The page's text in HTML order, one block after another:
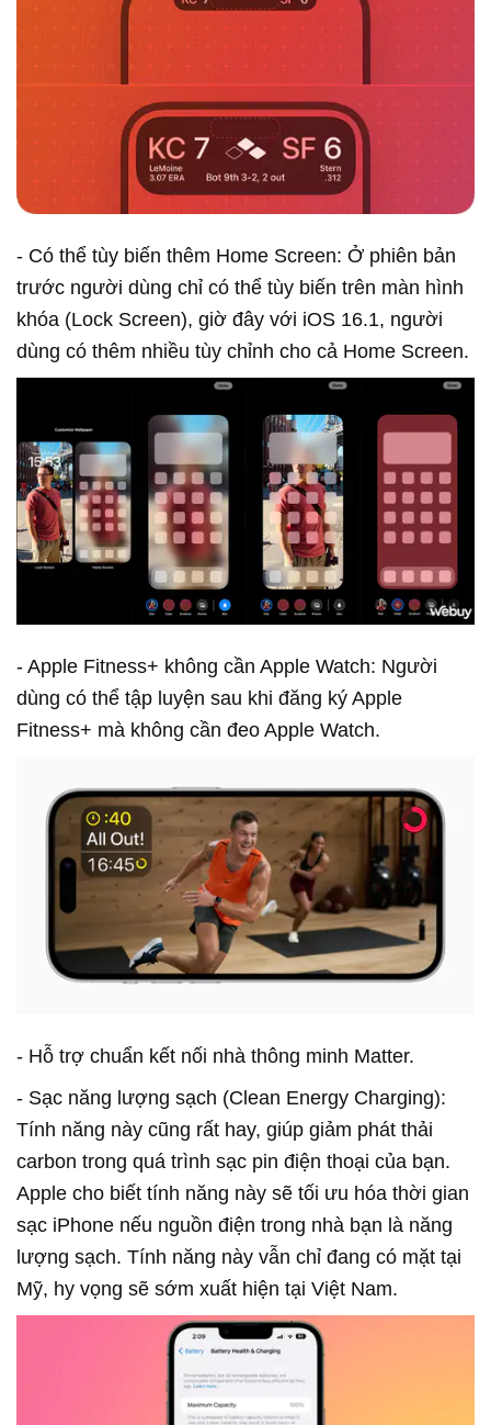
- Có thể tùy biến thêm Home Screen: Ở phiên bản
trước người dùng chỉ có thể tùy biến trên màn hình
khóa (Lock Screen), giờ đây với iOS 16.1, người
dùng có thêm nhiều tùy chỉnh cho cả Home Screen.
- Apple Fitness+ không cần Apple Watch: Người
dùng có thể tập luyện sau khi đăng ký Apple
Fitness+ mà không cần đeo Apple Watch.
- Hỗ trợ chuẩn kết nối nhà thông minh Matter.
- Sạc năng lượng sạch (Clean Energy Charging):
Tính năng này cũng rất hay, giúp giảm phát thải
carbon trong quá trình sạc pin điện thoại của bạn.
Apple cho biết tính năng này sẽ tối ưu hóa thời gian
sạc iPhone nếu nguồn điện trong nhà bạn là năng
lượng sạch. Tính năng này vẫn chỉ đang có mặt tại
Mỹ, hy vọng sẽ sớm xuất hiện tại Việt Nam.